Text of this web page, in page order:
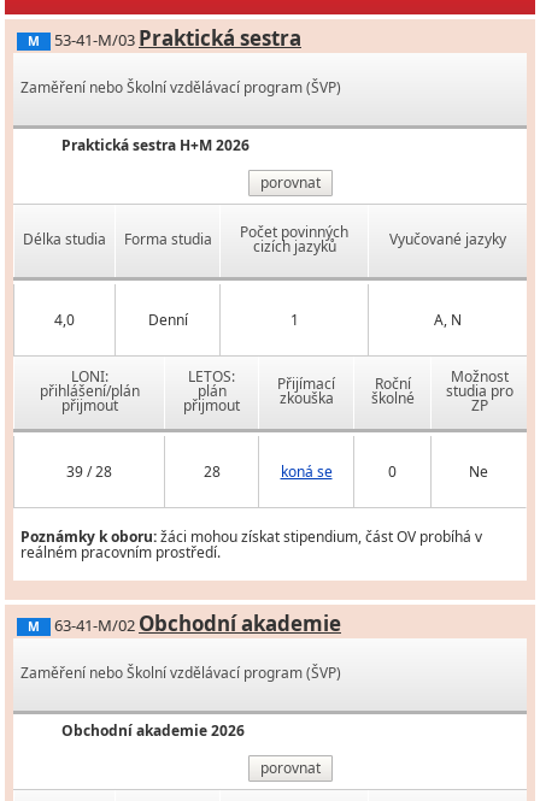
M 53-41-M/03 Praktická sestra
Zaměření nebo Školní vzdělávací program (ŠVP)
Praktická sestra H+M 2026
porovnat
Délka studia Forma studia Počet povinných
cizích jazyků Vyučované jazyky
4,0 Denní 1 A, N
LONI:
přihlášení/plán
přijmout
LETOS:
plán
přijmout
Přijímací
zkouška
Roční
školné
Možnost
studia pro
ZP
39 / 28 28 koná se 0 Ne
Poznámky k oboru:žáci mohou získat stipendium, část OV probíhá v
reálném pracovním prostředí.
M 63-41-M/02 Obchodní akademie
Zaměření nebo Školní vzdělávací program (ŠVP)
Obchodní akademie 2026
porovnat